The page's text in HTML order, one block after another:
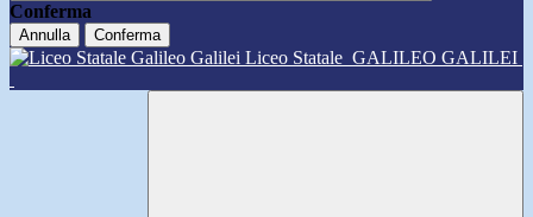
Conferma
Annulla Conferma
Liceo Statale GALILEO GALILEI